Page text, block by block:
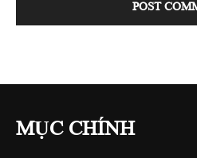
MỤC CHÍNH